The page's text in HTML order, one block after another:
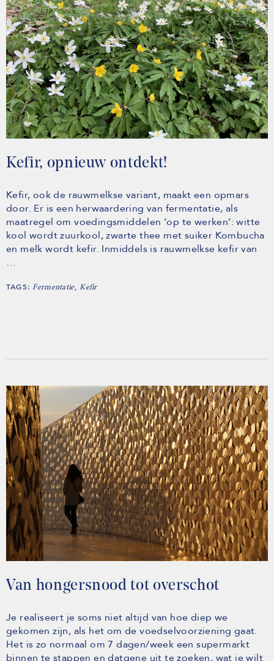
Kefir, opnieuw ontdekt!
Kefir, ook de rauwmelkse variant, maakt een opmars
door. Er is een herwaardering van fermentatie, als
maatregel om voedingsmiddelen ‘op te werken’: witte
kool wordt zuurkool, zwarte thee met suiker Kombucha
en melk wordt kefir. Inmiddels is rauwmelkse kefir van
…
TAGS:Fermentatie,Kefir
Van hongersnood tot overschot
Je realiseert je soms niet altijd van hoe diep we
gekomen zijn, als het om de voedselvoorziening gaat.
Het is zo normaal om 7 dagen/week een supermarkt
binnen te stappen en datgene uit te zoeken, wat je wilt